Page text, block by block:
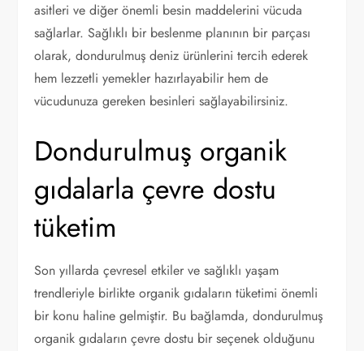
asitleri ve diğer önemli besin maddelerini vücuda
sağlarlar. Sağlıklı bir beslenme planının bir parçası
olarak, dondurulmuş deniz ürünlerini tercih ederek
hem lezzetli yemekler hazırlayabilir hem de
vücudunuza gereken besinleri sağlayabilirsiniz.
Dondurulmuş organik
gıdalarla çevre dostu
tüketim
Son yıllarda çevresel etkiler ve sağlıklı yaşam
trendleriyle birlikte organik gıdaların tüketimi önemli
bir konu haline gelmiştir. Bu bağlamda, dondurulmuş
organik gıdaların çevre dostu bir seçenek olduğunu